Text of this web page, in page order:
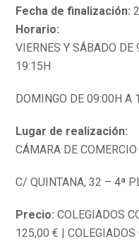
Fecha de finalización:
Horario:
VIERNES Y SÁBADO
19:15H
DOMINGO DE 09:00H A
Lugar de realización:
CÁMARA DE COMERCIO
C/ QUINTANA, 32 – 4ª
Precio: COLEGIADOS
125,00 € | COLEGIADOS